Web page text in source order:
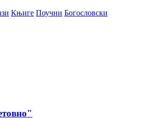
Књиге Поучни Богословски